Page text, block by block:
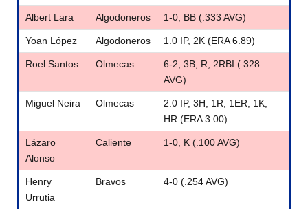
Albert Lara Algodoneros 1-0, BB (.333 AVG)
Yoan López Algodoneros 1.0 IP, 2K (ERA 6.89)
Roel Santos Olmecas
6-2, 3B, R, 2RBI (.328
AVG)
Miguel Neira Olmecas
2.0 IP, 3H, 1R, 1ER, 1K,
HR (ERA 3.00)
Lázaro
Alonso
Caliente 1-0, K (.100 AVG)
Henry
Urrutia
Bravos 4-0 (.254 AVG)